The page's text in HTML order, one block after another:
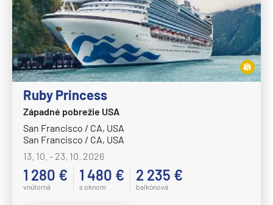
Ruby Princess
Západné pobrežie USA
San Francisco / CA, USA
San Francisco / CA, USA
13. 10. - 23. 10. 2026
1 280 €
vnútorná
1 480 €
s oknom
2 235 €
balkónová